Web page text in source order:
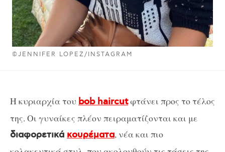
©JENNIFER LOPEZ/INSTAGRAM
Η κυριαρχία του bob haircutφτάνει προς το τέλος
της. Οι γυναίκες πλέον πειραματίζονται και με
διαφορετικά κουρέματα, νέα και πιο